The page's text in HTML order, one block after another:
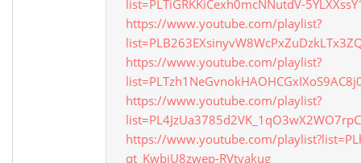
list=PLTiGRKKiCexh0mcNNutdV-
https://www.youtube.com/playlist?
https://www.youtube.com/playlist?
https://www.youtube.com/playlist?
https://www.youtube.com/
qt_KwbjU8zwep-RVtvakug